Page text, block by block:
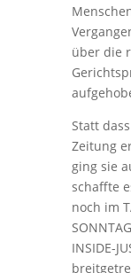
über die
Statt
Zeitung
ging sie
schaffte
noch im
INSIDE-